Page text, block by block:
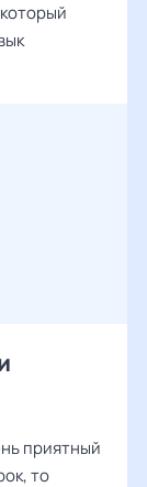
приятный
то